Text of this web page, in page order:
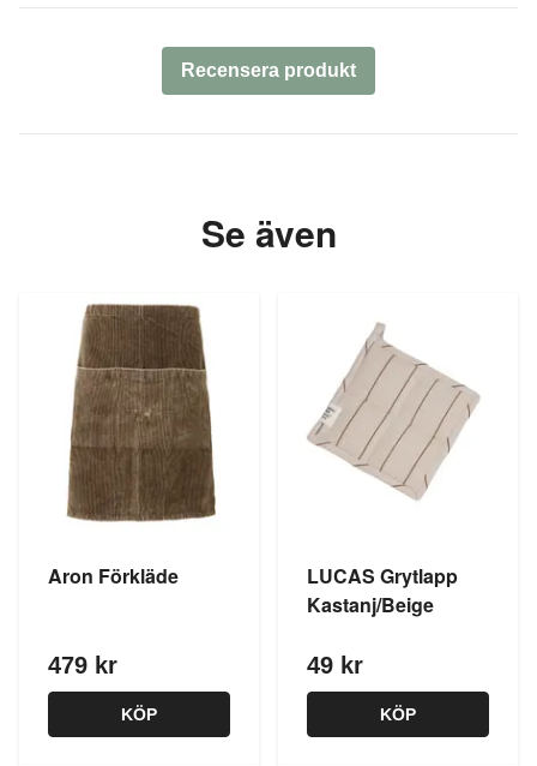
Recensera produkt
Se även
Aron Förkläde
479 kr
KÖP
LUCAS Grytlapp
Kastanj/Beige
49 kr
KÖP